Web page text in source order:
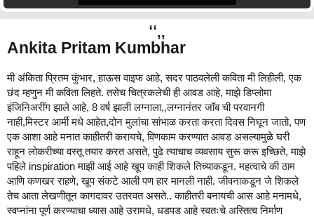
Ankita Pritam Kumbhar
मी अंकिता प्रितम कुंभार, हाऊस वाइफ आहे, सदर पाठवलेली कविता मी लिहीली, एक
छंद म्हणुन मी कविता लिहते. तसेच चित्रकलेची ही आवड आहे, माझे डिप्लोमा
इंजिनिअरींग झाले आहे, 8 वर्ष झाली लग्नाला,,लग्नानंतर जॉब ची परवानगी
नाही,मिस्टर आर्मी मधे आहेत,दोन मुलांचा सांभाळ करता करता दिवस निघून जातो, पण
एक आशा आहे मनात काहीतरी करायचे, विणकाम करण्यात आवड असल्यामुळे घरी
राहून लोकरीच्या वस्तू तयार करत असते, पुढे त्याचाच व्यवसाय सुरू करू इच्छिते, माझे
पहिले inspiration माझी आई आहे खूप काही शिकले तिच्याकडून. महत्वाचे की ठाम
आणि कणखर राहणे, खूप संकटे आली पण हार मानली नाही. जीवनाकडून जे शिकले
तेच आता लेखणीतून कागदावर उतरवत असते.. काहीतरी बनायची आस आहे मनामधे,
स्वप्नांना पूर्ण करण्याचा ध्यास आहे उरामधे, धडपड आहे स्वतःचे अस्तित्व निर्माण